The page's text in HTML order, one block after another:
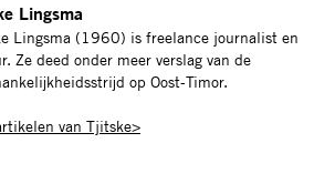
Lingsma
Lingsma (1960) is freelance journalist en
Ze deed onder meer verslag van de
op Oost-Timor.
van Tjitske>